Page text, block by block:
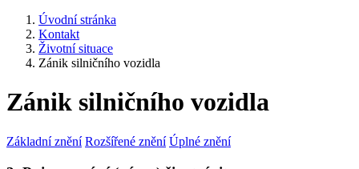
Úvodní stránka
Kontakt
Životní situace
Zánik silničního vozidla
Zánik silničního vozidla
Základní znění Rozšířené znění Úplné znění